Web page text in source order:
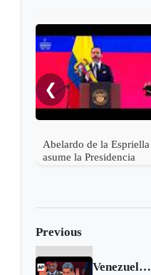
❮
Abelardo de la Espriella
asume la Presidencia
Previous
Venezuela President Nicolás Maduro sworn in despite credible evidence of election loss